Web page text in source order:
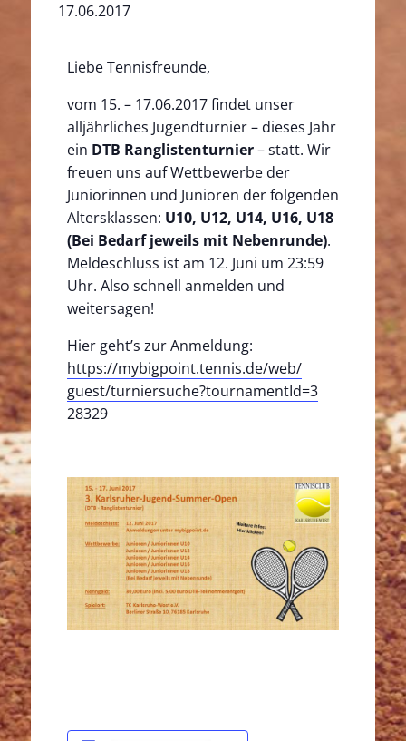
17.06.2017
Liebe Tennisfreunde,
vom 15. – 17.06.2017 findet unser
alljährliches Jugendturnier – dieses Jahr
ein DTB Ranglistenturnier– statt. Wir
freuen uns auf Wettbewerbe der
Juniorinnen und Junioren der folgenden
Altersklassen: U10, U12, U14, U16, U18
(Bei Bedarf jeweils mit Nebenrunde).
Meldeschluss ist am 12. Juni um 23:59
Uhr. Also schnell anmelden und
weitersagen!
Hier geht’s zur Anmeldung:
https://mybigpoint.tennis.de/web/
guest/turniersuche?tournamentId=3
28329